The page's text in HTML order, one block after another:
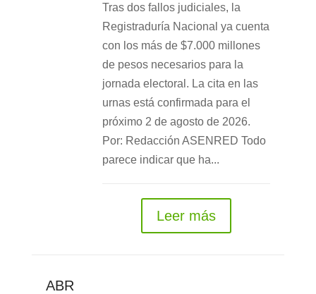
Tras dos fallos judiciales, la
Registraduría Nacional ya cuenta
con los más de $7.000 millones
de pesos necesarios para la
jornada electoral. La cita en las
urnas está confirmada para el
próximo 2 de agosto de 2026.
Por: Redacción ASENRED Todo
parece indicar que ha...
Leer más
ABR